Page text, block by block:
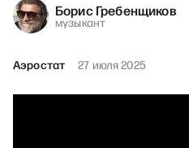
Борис Гребенщиков
музыкант
Аэростат 27 июля 2025